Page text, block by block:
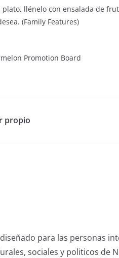
plato, llénelo con ensalada de
(Family Features)
Promotion Board
propio
para las personas
sociales y politicos de